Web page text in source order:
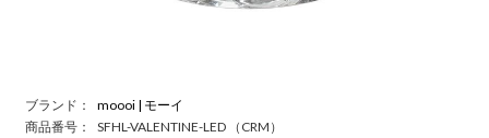
ブランド：
moooi | モーイ
商品番号：
SFHL-VALENTINE-LED （CRM）